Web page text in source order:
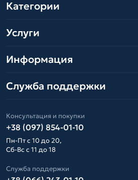
Категории
Услуги
Информация
Служба поддержки
Консультация и покупки
+38 (097) 854-01-10
Пн-Пт с 10 до 20,
Сб-Вс с 11 до 18
Служба поддержки